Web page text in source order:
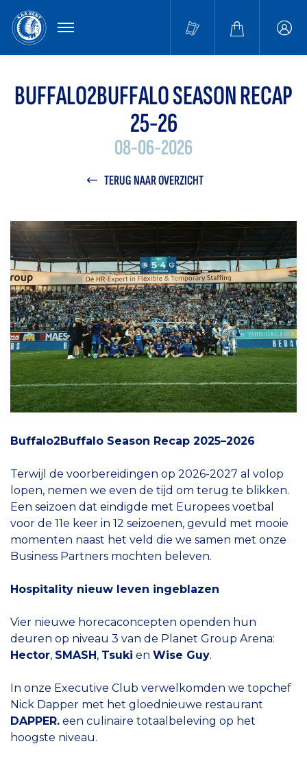
MENU
BUFFALO2BUFFALO SEASON RECAP
25-26
08-06-2026
TERUG NAAR OVERZICHT
Buffalo2Buffalo Season Recap 2025–2026
Terwijl de voorbereidingen op 2026-2027 al volop
lopen, nemen we even de tijd om terug te blikken.
Een seizoen dat eindigde met Europees voetbal
voor de 11e keer in 12 seizoenen, gevuld met mooie
momenten naast het veld die we samen met onze
Business Partners mochten beleven.
Hospitality nieuw leven ingeblazen
Vier nieuwe horecaconcepten openden hun
deuren op niveau 3 van de Planet Group Arena:
Hector, SMASH, Tsuki en Wise Guy.
In onze Executive Club verwelkomden we topchef
Nick Dapper met het gloednieuwe restaurant
DAPPER. een culinaire totaalbeleving op het
hoogste niveau.